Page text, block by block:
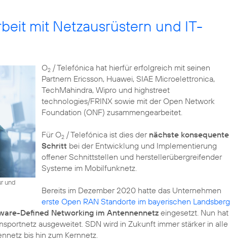
mit Netzausrüstern und IT-
und
O2/ Telefónica hat hierfür erfolgreich mit seinen
Partnern Ericsson, Huawei, SIAE Microelettronica,
TechMahindra, Wipro und highstreet
technologies/FRINX sowie mit der Open Network
Foundation (ONF) zusammengearbeitet.
Für O2/ Telefónica ist dies der nächste konsequente
Schritt bei der Entwicklung und Implementierung
offener Schnittstellen und herstellerübergreifender
Systeme im Mobilfunknetz.
Bereits im Dezember 2020 hatte das Unternehmen
erste Open RAN Standorte im bayerischen Landsberg
Defined Networking im Antennennetz eingesetzt. Nun hat
ausgeweitet. SDN wird in Zukunft immer stärker in alle
bis hin zum Kernnetz.